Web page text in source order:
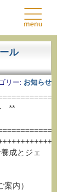
ール
リー: お知らせ
**
成とジェ
内）